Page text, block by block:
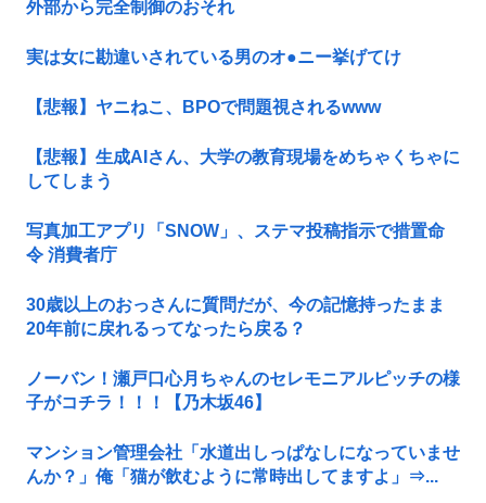
外部から完全制御のおそれ
実は女に勘違いされている男のオ●ニー挙げてけ
【悲報】ヤニねこ、BPOで問題視されるwww
【悲報】生成AIさん、大学の教育現場をめちゃくちゃに
してしまう
写真加工アプリ「SNOW」、ステマ投稿指示で措置命
令 消費者庁
30歳以上のおっさんに質問だが、今の記憶持ったまま
20年前に戻れるってなったら戻る？
ノーバン！瀬戸口心月ちゃんのセレモニアルピッチの様
子がコチラ！！！【乃木坂46】
マンション管理会社「水道出しっぱなしになっていませ
んか？」俺「猫が飲むように常時出してますよ」⇒...